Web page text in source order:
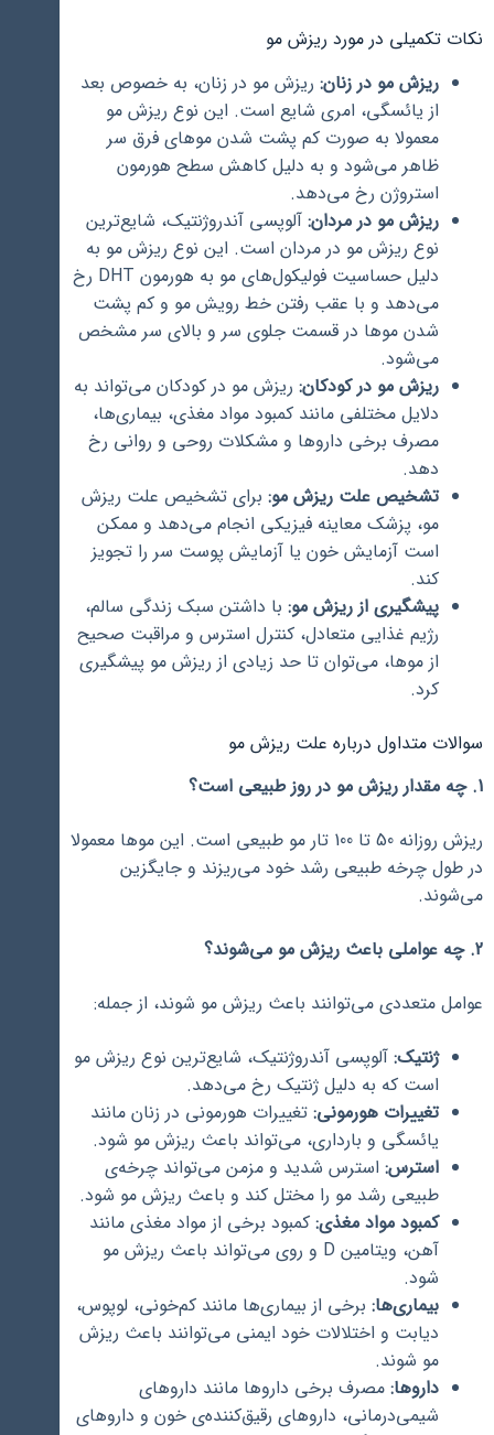
نکات تکمیلی در مورد ریزش مو
ریزش مو در زنان: ریزش مو در زنان، به خصوص بعد
از یائسگی، امری شایع است. این نوع ریزش مو
معمولا به صورت کم پشت شدن موهای فرق سر
ظاهر می‌شود و به دلیل کاهش سطح هورمون
استروژن رخ می‌دهد.
ریزش مو در مردان: آلوپسی آندروژنتیک، شایع‌ترین
نوع ریزش مو در مردان است. این نوع ریزش مو به
دلیل حساسیت فولیکول‌های مو به هورمون DHT رخ
می‌دهد و با عقب رفتن خط رویش مو و کم پشت
شدن موها در قسمت جلوی سر و بالای سر مشخص
می‌شود.
ریزش مو در کودکان: ریزش مو در کودکان می‌تواند به
دلایل مختلفی مانند کمبود مواد مغذی، بیماری‌ها،
مصرف برخی داروها و مشکلات روحی و روانی رخ
دهد.
تشخیص علت ریزش مو: برای تشخیص علت ریزش
مو، پزشک معاینه فیزیکی انجام می‌دهد و ممکن
است آزمایش خون یا آزمایش پوست سر را تجویز
کند.
پیشگیری از ریزش مو: با داشتن سبک زندگی سالم،
رژیم غذایی متعادل، کنترل استرس و مراقبت صحیح
از موها، می‌توان تا حد زیادی از ریزش مو پیشگیری
کرد.
سوالات متداول درباره علت ریزش مو
1. چه مقدار ریزش مو در روز طبیعی است؟
ریزش روزانه 50 تا 100 تار مو طبیعی است. این موها معمولا
در طول چرخه طبیعی رشد خود می‌ریزند و جایگزین
می‌شوند.
2. چه عواملی باعث ریزش مو می‌شوند؟
عوامل متعددی می‌توانند باعث ریزش مو شوند، از جمله:
ژنتیک: آلوپسی آندروژنتیک، شایع‌ترین نوع ریزش مو
است که به دلیل ژنتیک رخ می‌دهد.
تغییرات هورمونی: تغییرات هورمونی در زنان مانند
یائسگی و بارداری، می‌تواند باعث ریزش مو شود.
استرس: استرس شدید و مزمن می‌تواند چرخه‌ی
طبیعی رشد مو را مختل کند و باعث ریزش مو شود.
کمبود مواد مغذی: کمبود برخی از مواد مغذی مانند
آهن، ویتامین D و روی می‌تواند باعث ریزش مو
شود.
بیماری‌ها: برخی از بیماری‌ها مانند کم‌خونی، لوپوس،
دیابت و اختلالات خود ایمنی می‌توانند باعث ریزش
مو شوند.
داروها: مصرف برخی داروها مانند داروهای
شیمی‌درمانی، داروهای رقیق‌کننده‌ی خون و داروهای